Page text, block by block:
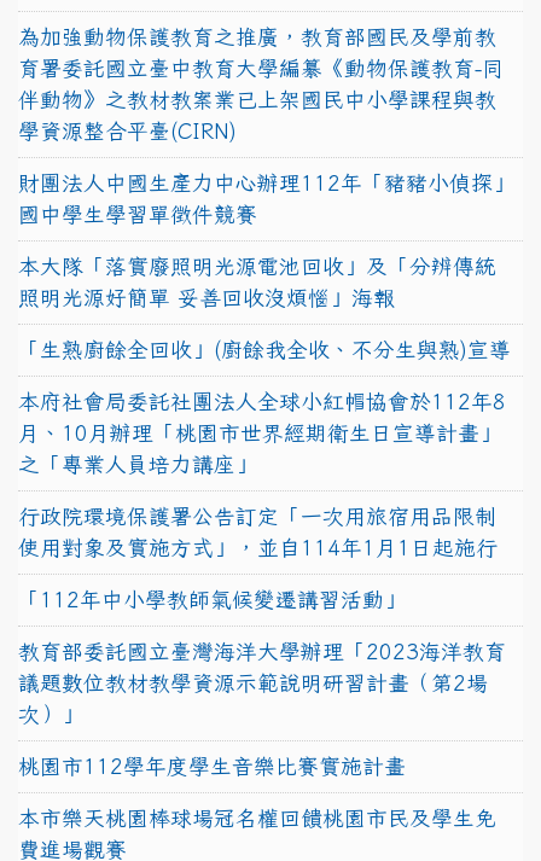
為加強動物保護教育之推廣，教育部國民及學前教
育署委託國立臺中教育大學編纂《動物保護教育-同
伴動物》之教材教案業已上架國民中小學課程與教
學資源整合平臺(CIRN)
財團法人中國生產力中心辦理112年「豬豬小偵探」
國中學生學習單徵件競賽
本大隊「落實廢照明光源電池回收」及「分辨傳統
照明光源好簡單 妥善回收沒煩惱」海報
「生熟廚餘全回收」(廚餘我全收、不分生與熟)宣導
本府社會局委託社團法人全球小紅帽協會於112年8
月、10月辦理「桃園市世界經期衛生日宣導計畫」
之「專業人員培力講座」
行政院環境保護署公告訂定「一次用旅宿用品限制
使用對象及實施方式」，並自114年1月1日起施行
「112年中小學教師氣候變遷講習活動」
教育部委託國立臺灣海洋大學辦理「2023海洋教育
議題數位教材教學資源示範說明研習計畫（第2場
次）」
桃園市112學年度學生音樂比賽實施計畫
本市樂天桃園棒球場冠名權回饋桃園市民及學生免
費進場觀賽